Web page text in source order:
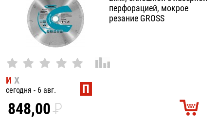
перфорацией, мокрое
резание GROSS
И Х
сегодня - 6 авг. П
848,00P